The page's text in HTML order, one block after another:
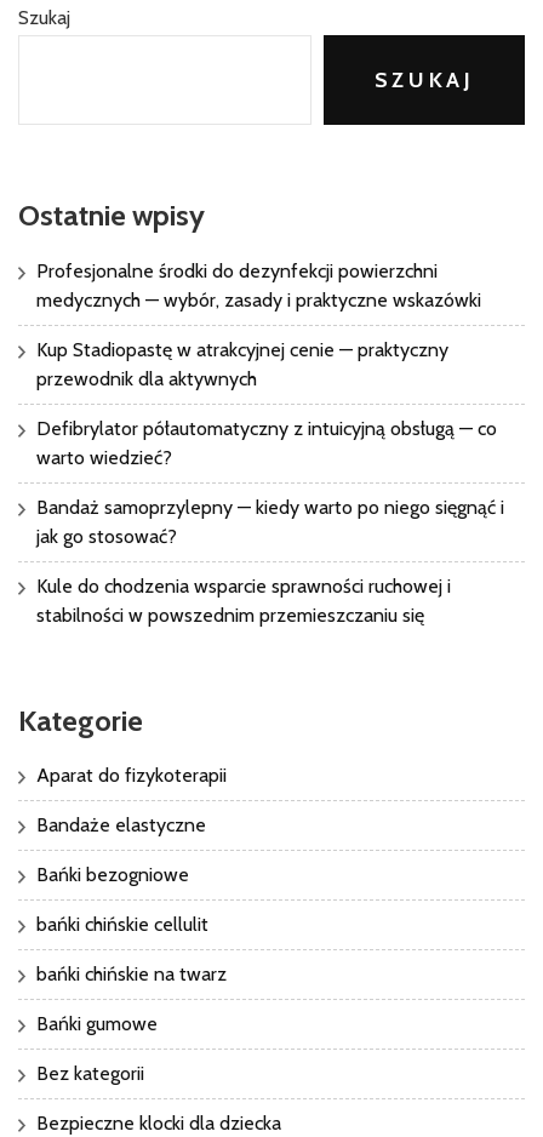
Szukaj
SZUKAJ
Ostatnie wpisy
Profesjonalne środki do dezynfekcji powierzchni
medycznych — wybór, zasady i praktyczne wskazówki
Kup Stadiopastę w atrakcyjnej cenie — praktyczny
przewodnik dla aktywnych
Defibrylator półautomatyczny z intuicyjną obsługą — co
warto wiedzieć?
Bandaż samoprzylepny — kiedy warto po niego sięgnąć i
jak go stosować?
Kule do chodzenia wsparcie sprawności ruchowej i
stabilności w powszednim przemieszczaniu się
Kategorie
Aparat do fizykoterapii
Bandaże elastyczne
Bańki bezogniowe
bańki chińskie cellulit
bańki chińskie na twarz
Bańki gumowe
Bez kategorii
Bezpieczne klocki dla dziecka